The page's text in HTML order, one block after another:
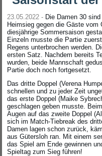
23.05.2022 - Die Damen 30
Heimsieg gegen die Gäste
diesjährige Sommersaison
Einzeln musste die Partie
Regens unterbrochen werden.
ersten Satz. Nachdem bereits
wurden, beide Mannschaft
Partie doch noch fortgesetzt.
Das dritte Doppel (Verena
schnellen und zu jeder Zeit
das erste Doppel (Maike
geschlagen geben musste.
Augen auf das zweite Doppel
sich im Match-Tiebreak des
Damen lagen schon zurück,
aus Gütersloh ran. Mit einem
das Spiel am Ende gewinnen
Spieltag zum Sieg führen!